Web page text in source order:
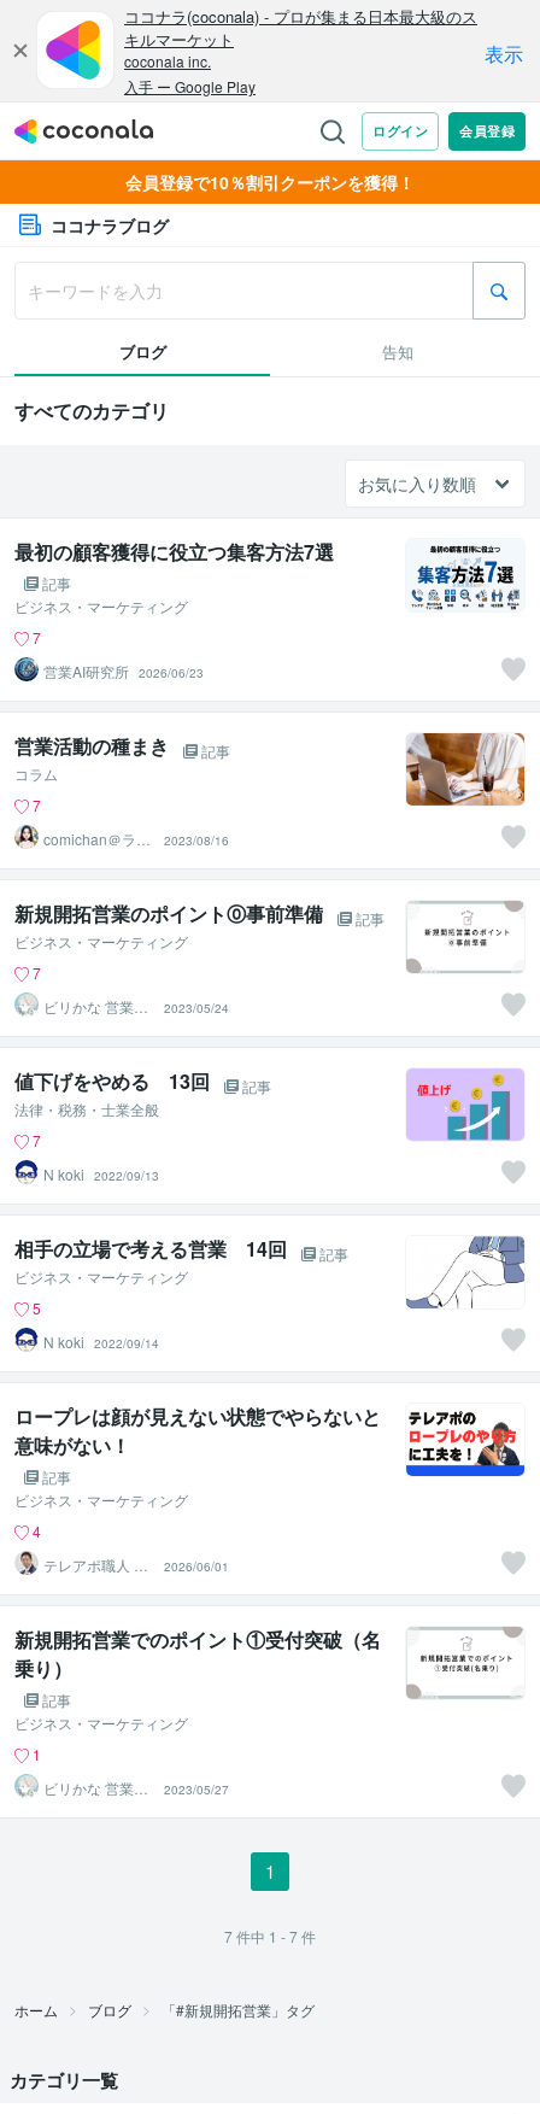
会員登録で10％割引クーポンを獲得！
ココナラブログ
ブログ 告知
すべてのカテゴリ
最初の顧客獲得に役立つ集客方法7選
記事
ビジネス・マーケティング
7
営業AI研究所 2026/06/23
営業活動の種まき
記事
コラム
7
comichan＠ライ
2023/08/16
新規開拓営業のポイント⓪事前準備
記事
ビジネス・マーケティング
7
ビリかな 営業伴
走型アドバイザ
ー
2023/05/24
値下げをやめる 13回
記事
法律・税務・士業全般
7
N koki
2022/09/13
相手の立場で考える営業 14回
記事
ビジネス・マーケティング
5
N koki
2022/09/14
ロープレは顔が見えない状態でやらないと
意味がない！
記事
ビジネス・マーケティング
4
テレアポ職人 竹
野恵介
2026/06/01
新規開拓営業でのポイント①受付突破（名
乗り）
記事
ビジネス・マーケティング
1
ビリかな 営業伴
走型アドバイザ
ー
2023/05/27
1
7件中 1 - 7件
ホーム ブログ 「#新規開拓営業」タグ
カテゴリ一覧